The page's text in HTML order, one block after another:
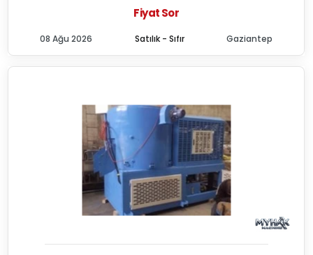
Fiyat Sor
Satılık - Sıfır
08 Ağu 2026 Gaziantep